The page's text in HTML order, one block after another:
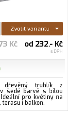
Zvolit variantu
Kč od 232.- Kč
s DPH
dřevěný truhlík z
šedé barvě s bílou
pro květiny na
terasu i balkon.